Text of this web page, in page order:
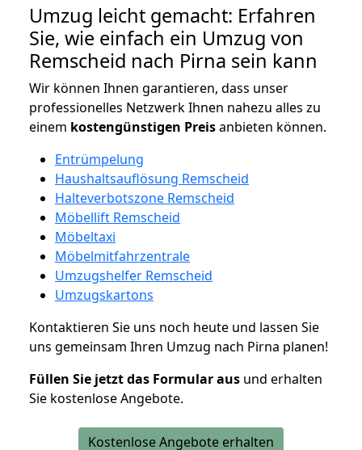
Umzug leicht gemacht: Erfahren
Sie, wie einfach ein Umzug von
Remscheid nach Pirna sein kann
Wir können Ihnen garantieren, dass unser
professionelles Netzwerk Ihnen nahezu alles zu
einem kostengünstigen Preisanbieten können.
Entrümpelung
Haushaltsauflösung Remscheid
Halteverbotszone Remscheid
Möbellift Remscheid
Möbeltaxi
Möbelmitfahrzentrale
Umzugshelfer Remscheid
Umzugskartons
Kontaktieren Sie uns noch heute und lassen Sie
uns gemeinsam Ihren Umzug nach Pirna planen!
Füllen Sie jetzt das Formular aus und erhalten
Sie kostenlose Angebote.
Kostenlose Angebote erhalten